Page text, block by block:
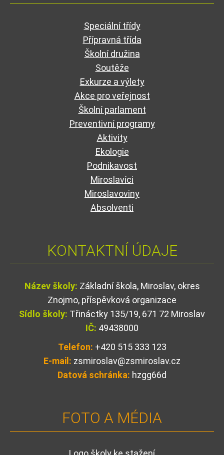
Speciální třídy
Přípravná třída
Školní družina
Soutěže
Exkurze a výlety
Akce pro veřejnost
Školní parlament
Preventivní programy
Aktivity
Ekologie
Podnikavost
Miroslavíci
Miroslavoviny
Absolventi
KONTAKTNÍ ÚDAJE
Název školy: Základní škola, Miroslav, okres
Znojmo, příspěvková organizace
Sídlo školy: Třináctky 135/19, 671 72 Miroslav
IČ: 49438000
Telefon: +420 515 333 123
E-mail: zsmiroslav@zsmiroslav.cz
Datová schránka: hzgg66d
FOTO A MÉDIA